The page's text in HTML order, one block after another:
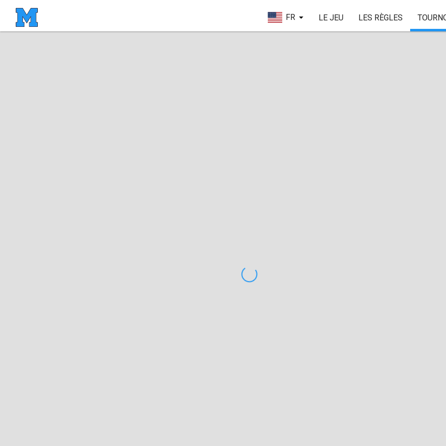
FR LE JEU LES RÈGLES